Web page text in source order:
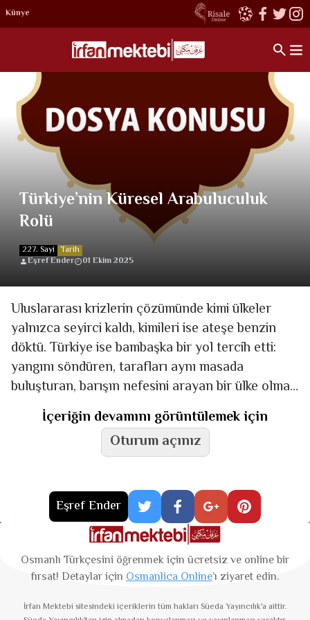
Künye
Türkiye’nin Küresel Arabuluculuk
Rolü
227. Sayi Tarih
Eşref Ender
01 Ekim 2025
Uluslararası krizlerin çözümünde kimi ülkeler
yalnızca seyirci kaldı, kimileri ise ateşe benzin
döktü. Türkiye ise bambaşka bir yol tercih etti:
yangını söndüren, tarafları aynı masada
buluşturan, barışın nefesini arayan bir ülke olma
yolu. Bunun en
İçeriğin devamını görüntülemek için
Oturum açınız
Eşref Ender
Osmanlı Türkçesini öğrenmek için ücretsiz ve online bir
fırsat! Detaylar için Osmanlica Online’ı ziyaret edin.
İrfan Mektebi sitesindeki içeriklerin tüm hakları Süeda Yayıncılık'a aittir.